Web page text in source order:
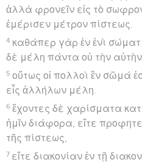
ἀλλὰ φρονεῖν εἰς τὸ
ἐμέρισεν μέτρον πίστεως.
4 καθάπερ γὰρ ἐν ἑνὶ
δὲ μέλη πάντα οὐ τὴν αὐτὴν
5 οὕτως οἱ πολλοὶ ἓν σῶμά
εἷς ἀλλήλων μέλη.
6 ἔχοντες δὲ χαρίσματα
ἡμῖν διάφορα, εἴτε
τῆς πίστεως,
7 εἴτε διακονίαν ἐν τῇ